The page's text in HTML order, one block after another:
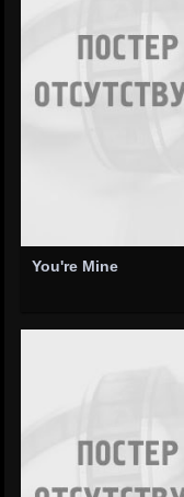
You're Mine